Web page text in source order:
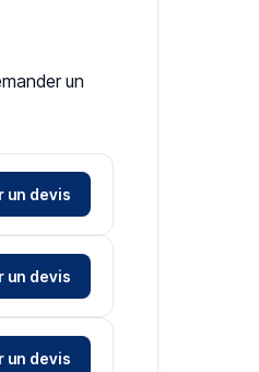
un
un devis
un devis
un devis